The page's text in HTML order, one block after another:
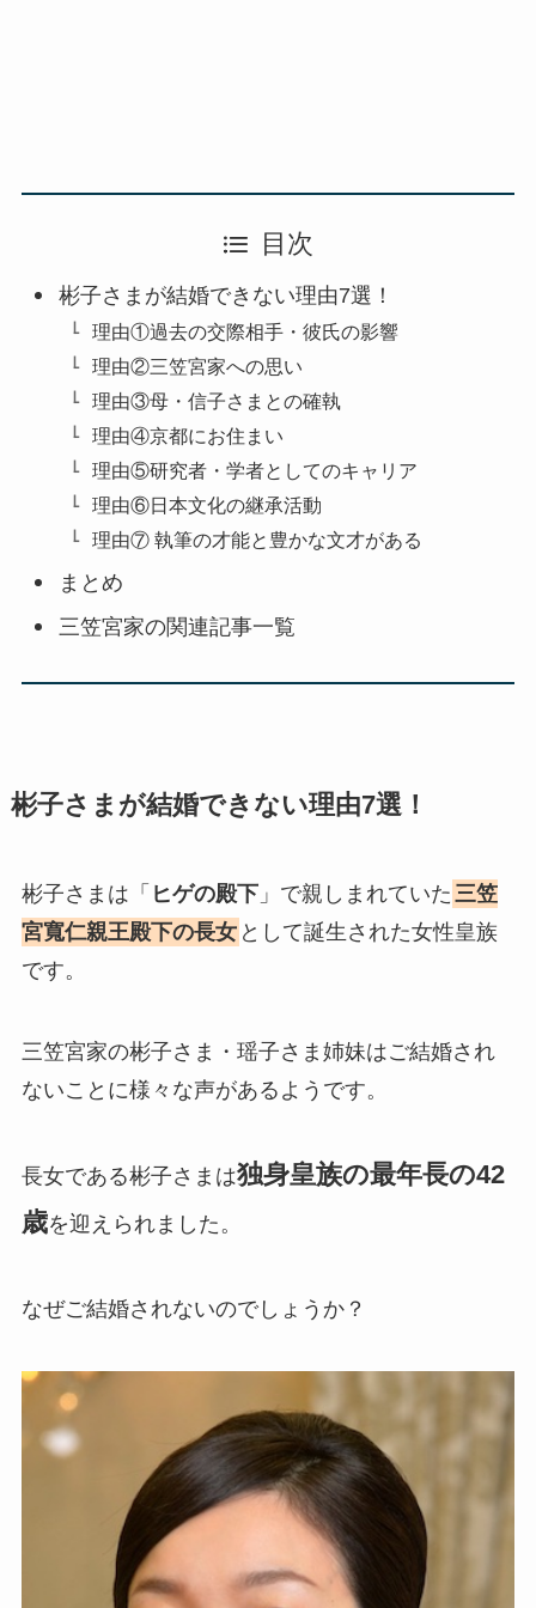
目次
彬子さまが結婚できない理由7選！
理由①過去の交際相手・彼氏の影響
理由②三笠宮家への思い
理由③母・信子さまとの確執
理由④京都にお住まい
理由⑤研究者・学者としてのキャリア
理由⑥日本文化の継承活動
理由⑦ 執筆の才能と豊かな文才がある
まとめ
三笠宮家の関連記事一覧
彬子さまが結婚できない理由7選！
彬子さまは「 ヒゲの殿下」で親しまれていた 三笠
宮寬仁親王殿下の長女 として誕生された女性皇族
です。
三笠宮家の彬子さま・瑶子さま姉妹はご結婚され
ないことに様々な声があるようです。
長女である彬子さまは独身皇族の最年長の42
歳を迎えられました。
なぜご結婚されないのでしょうか？